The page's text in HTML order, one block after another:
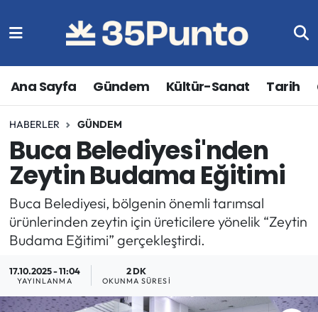
Ana Sayfa Gündem Kültür-Sanat Tarih
HABERLER GÜNDEM
Buca Belediyesi'nden
Zeytin Budama Eğitimi
Buca Belediyesi, bölgenin önemli tarımsal
ürünlerinden zeytin için üreticilere yönelik “Zeytin
Budama Eğitimi” gerçekleştirdi.
17.10.2025 - 11:04
YAYINLANMA
2 DK
OKUNMA SÜRESI